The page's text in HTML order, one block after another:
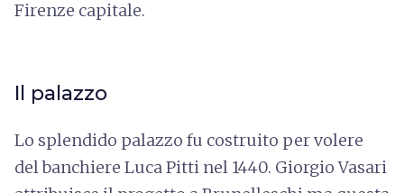
Firenze capitale.
Il palazzo
Lo splendido palazzo fu costruito per volere
del banchiere Luca Pitti nel 1440. Giorgio Vasari